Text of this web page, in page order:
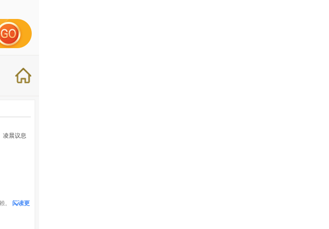
凌晨议息
。
阅读更